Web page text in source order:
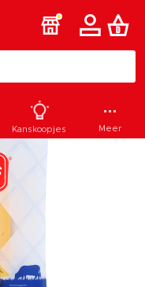
Kanskoopjes Meer